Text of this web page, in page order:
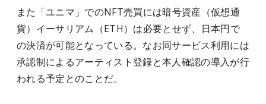
また「ユニマ」でのNFT売買には暗号資産（仮想通
貨）イーサリアム（ETH）は必要とせず、日本円で
の決済が可能となっている。なお同サービス利用には
承認制によるアーティスト登録と本人確認の導入が行
われる予定とのことだ。